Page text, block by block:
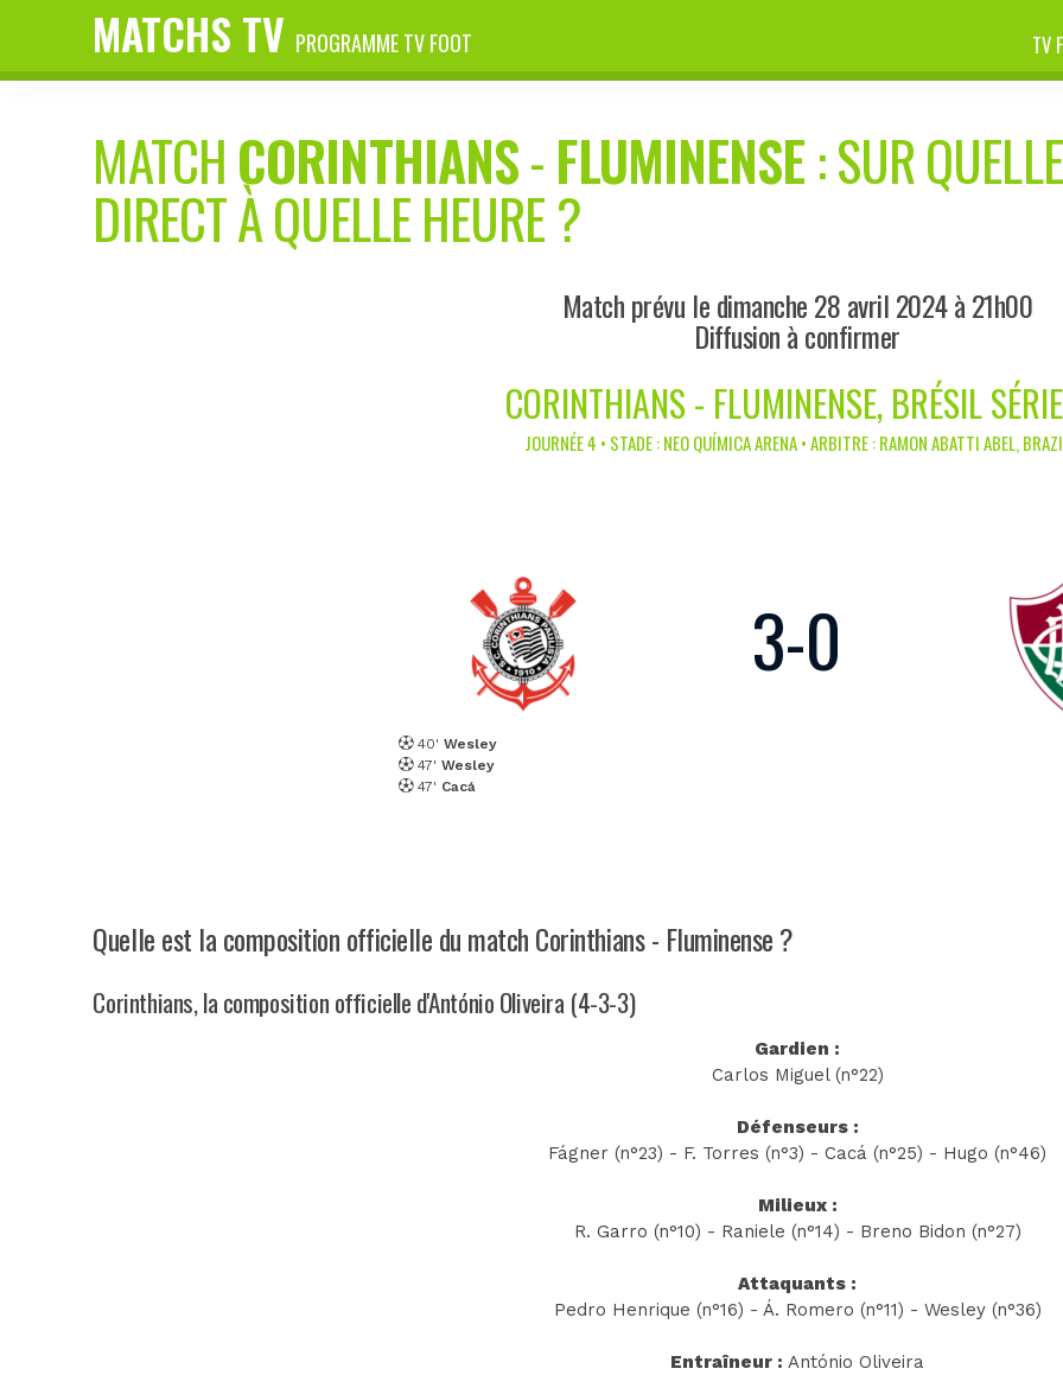
MATCHS TV PROGRAMME TV FOOT TV
MATCHCORINTHIANS-FLUMINENSE: SUR
DIRECT À QUELLE HEURE ?
Match prévu le dimanche 28 avril 2024 à 21h00
Diffusion à confirmer
CORINTHIANS - FLUMINENSE, BRÉSIL
JOURNÉE 4 • STADE : NEO QUÍMICA ARENA • ARBITRE : RAMON ABATTI ABEL,
40' Wesley
47' Wesley
47' Cacá
3-0
Quelle est la composition officielle du match Corinthians - Fluminense ?
Corinthians, la composition officielle d'António Oliveira (4-3-3)
Gardien :
Carlos Miguel (n°22)
Défenseurs :
Fágner (n°23) - F. Torres (n°3) - Cacá (n°25) - Hugo (n°46)
Milieux :
R. Garro (n°10) - Raniele (n°14) - Breno Bidon (n°27)
Attaquants :
Pedro Henrique (n°16) - Á. Romero (n°11) - Wesley (n°36)
Entraîneur : António Oliveira